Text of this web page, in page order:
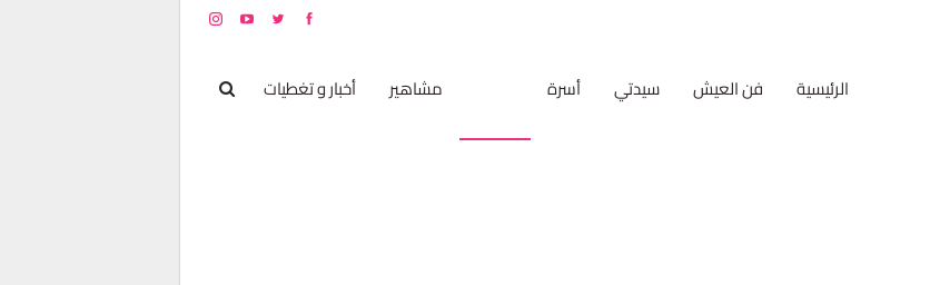
الرئيسية فن العيش سيدتي أسرة مشاهير أخبار و تغطيات